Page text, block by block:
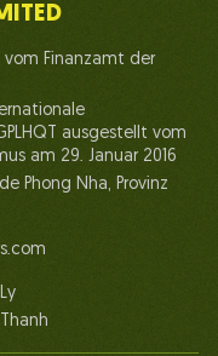
vom Finanzamt der
ausgestellt vom
am 29. Januar 2016
Phong Nha, Provinz